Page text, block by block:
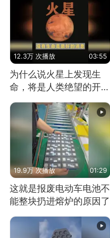
12.3万 次播放 03:55
为什么说火星上发现生
命，将是人类绝望的开
始？
19.9万 次播放 01:29
这就是报废电动车电池不
能整块扔进熔炉的原因了